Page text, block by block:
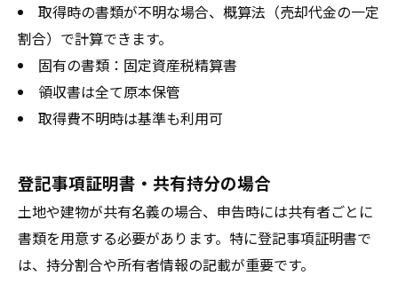
取得時の書類が不明な場合、概算法（売却代金の一定
割合）で計算できます。
固有の書類：固定資産税精算書
領収書は全て原本保管
取得費不明時は基準も利用可
登記事項証明書・共有持分の場合
土地や建物が共有名義の場合、申告時には共有者ごとに
書類を用意する必要があります。特に登記事項証明書で
は、持分割合や所有者情報の記載が重要です。